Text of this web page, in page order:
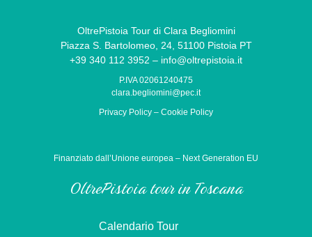
OltrePistoia Tour di Clara Begliomini
Piazza S. Bartolomeo, 24, 51100 Pistoia PT
+39 340 112 3952 – info@oltrepistoia.it
P.IVA 02061240475
clara.begliomini@pec.it
Privacy Policy – Cookie Policy
Finanziato dall’Unione europea – Next Generation EU
OltrePistoia tour in Toscana
Calendario Tour